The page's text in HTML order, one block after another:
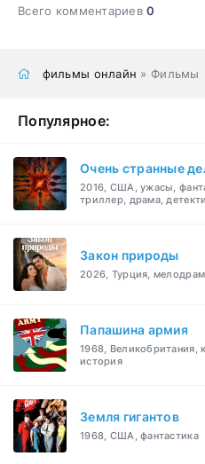
Всего комментариев0
фильмы онлайн » Фильмы
Популярное:
Очень странные
2016, США, ужасы,
триллер, драма,
Закон природы
2026, Турция,
Папашина армия
1968, Великобритания,
история
Земля гигантов
1968, США, фантастика